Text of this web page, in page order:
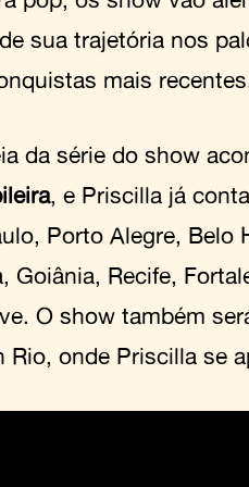
sua trajetória nos
mais
da série do show
, e Priscilla já
Porto Alegre, Belo
Goiânia, Recife,
O show também
Rio, onde Priscilla se